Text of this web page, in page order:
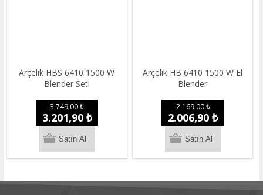
Arçelik HBS 6410 1500 W
Blender Seti
3.749,00 ₺
3.201,90 ₺
Arçelik HB 6410 1500 W El
Blender
2.169,00 ₺
2.006,90 ₺